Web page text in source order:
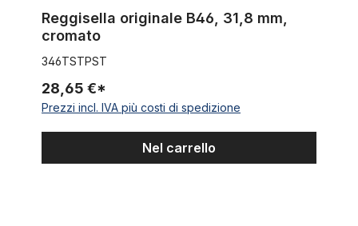
Reggisella originale B46, 31,8 mm,
cromato
346TSTPST
28,65 €*
Prezzi incl. IVA più costi di spedizione
Nel carrello